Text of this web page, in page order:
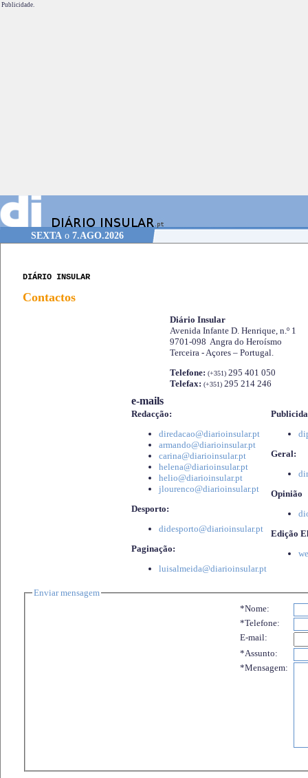
Publicidade.
SEXTA o 7.AGO.2026
DIÁRIO INSULAR
Contactos
Diário Insular
Avenida Infante D. Henrique, n.º 1
9701-098 Angra do Heroísmo
Terceira - Açores – Portugal.
Telefone: (+351) 295 401 050
Telefax: (+351) 295 214 246
e-mails
Redacção:
diredacao@diarioinsular.pt
armando@diarioinsular.pt
carina@diarioinsular.pt
helena@diarioinsular.pt
helio@diarioinsular.pt
jlourenco@diarioinsular.pt
Desporto:
didesporto@diarioinsular.pt
Paginação:
luisalmeida@diarioinsular.pt
Geral:
Opinião
Edição
Enviar mensagem
*Nome:
*Telefone:
E-mail:
*Assunto:
*Mensagem: